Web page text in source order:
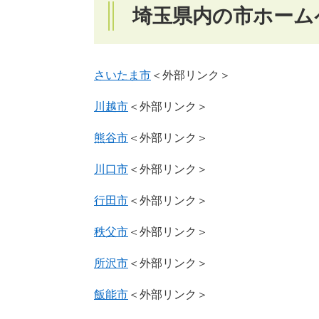
埼玉県内の市ホー
さいたま市 ＜外部リンク＞
川越市 ＜外部リンク＞
熊谷市 ＜外部リンク＞
川口市 ＜外部リンク＞
行田市 ＜外部リンク＞
秩父市 ＜外部リンク＞
所沢市 ＜外部リンク＞
飯能市 ＜外部リンク＞